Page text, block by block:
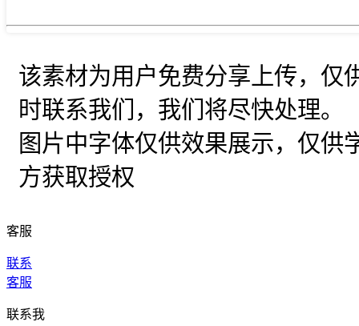
该素材为用户免费分享上传，仅
时联系我们，我们将尽快处理。
图片中字体仅供效果展示，仅供
方获取授权
客服
联系
客服
联系我